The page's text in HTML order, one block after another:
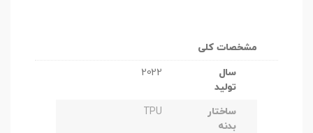
مشخصات کلی
سال
تولید
2022
ساختار
بدنه
TPU